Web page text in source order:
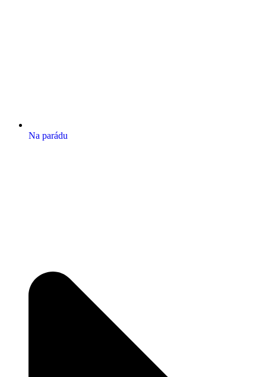
Na parádu